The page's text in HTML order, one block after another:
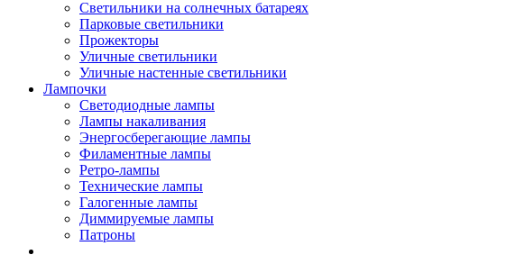
Светильники на солнечных батареях
Парковые светильники
Прожекторы
Уличные светильники
Уличные настенные светильники
Лампочки
Светодиодные лампы
Лампы накаливания
Энергосберегающие лампы
Филаментные лампы
Ретро-лампы
Технические лампы
Галогенные лампы
Диммируемые лампы
Патроны